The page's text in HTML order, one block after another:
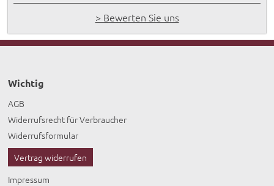
> Bewerten Sie uns
Wichtig
AGB
Widerrufsrecht für Verbraucher
Widerrufsformular
Vertrag widerrufen
Impressum